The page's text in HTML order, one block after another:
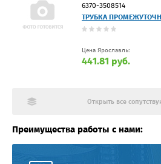
6370-3508514
ТРУБКА
Цена Ярославль:
441.81 руб.
Открыть все
Преимущества работы с нами: